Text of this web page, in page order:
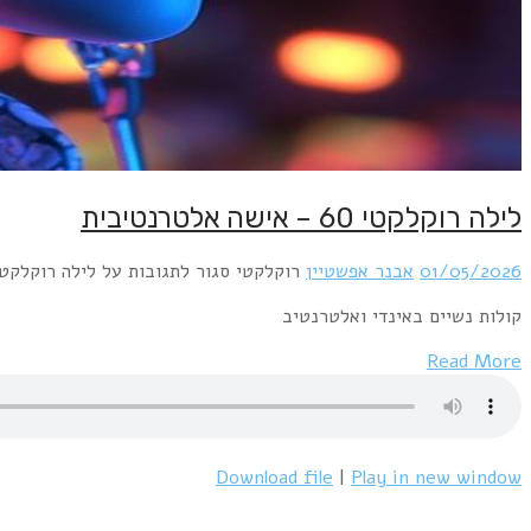
לילה רוקלקטי 60 – אישה אלטרנטיבית
01/05/2026 אבנר אפשטיין רוקלקטי סגור לתגובות על לילה רוקלקטי 60 – אישה
קולות נשיים באינדי ואלטרנטיב
Read More
Download file | Play in new window